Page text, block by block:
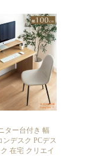
ター台付き 幅
ンデスク PCデス
在宅 クリエイ